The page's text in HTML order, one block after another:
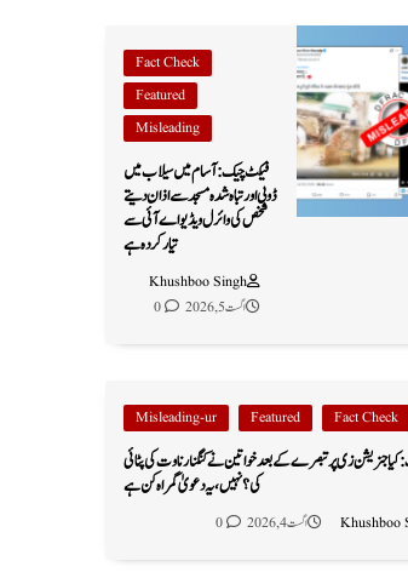
Fact Check
Featured
Misleading
فیکٹ چیک: آسام میں سیلاب میں
ڈوبی اور تباہ شدہ مسجد سے اذان دیتے
شخص کی وائرل ویڈیو اے آئی سے
تیار کردہ ہے
Khushboo Singh
اگست 5, 2026
0
Fact Check
Featured
Misleading-ur
جنریشن زی پر تبصرے کے بعد خواتین نے کنگنا رناوت کی پٹائی
کی؟ نہیں، یہ دعویٰ گمراہ کن ہے
Khushboo اگست 4, 2026 0